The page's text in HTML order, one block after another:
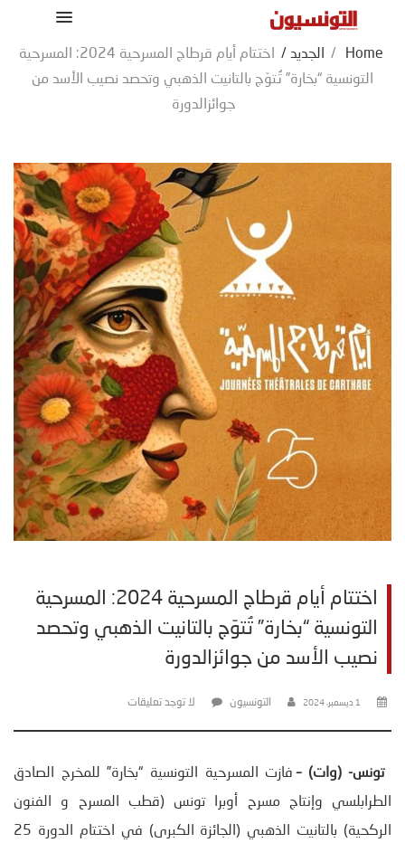
Home
/ الجديد /
اختتام أيام قرطاج المسرحية 2024: المسرحية
التونسية “بخارة” تُتوّج بالتانيت الذهبي وتحصد نصيب الأسد من
جوائزالدورة
اختتام أيام قرطاج المسرحية 2024: المسرحية
التونسية “بخارة” تُتوّج بالتانيت الذهبي وتحصد
نصيب الأسد من جوائزالدورة
1 ديسمبر، 2024 التونسيون لا توجد تعليقات
تونس- (وات) –فازت المسرحية التونسية “بخارة” للمخرج الصادق
الطرابلسي وإنتاج مسرح أوبرا تونس (قطب المسرح و الفنون
الركحية) بالتانيت الذهبي (الجائزة الكبرى) في اختتام الدورة 25